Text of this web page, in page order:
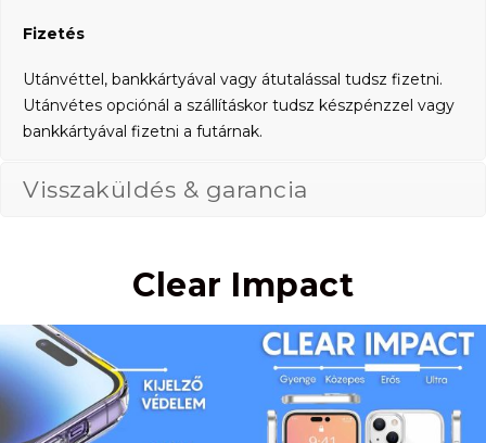
Fizetés
Utánvéttel, bankkártyával vagy átutalással tudsz fizetni.
Utánvétes opciónál a szállításkor tudsz készpénzzel vagy
bankkártyával fizetni a futárnak.
Visszaküldés & garancia
Clear Impact